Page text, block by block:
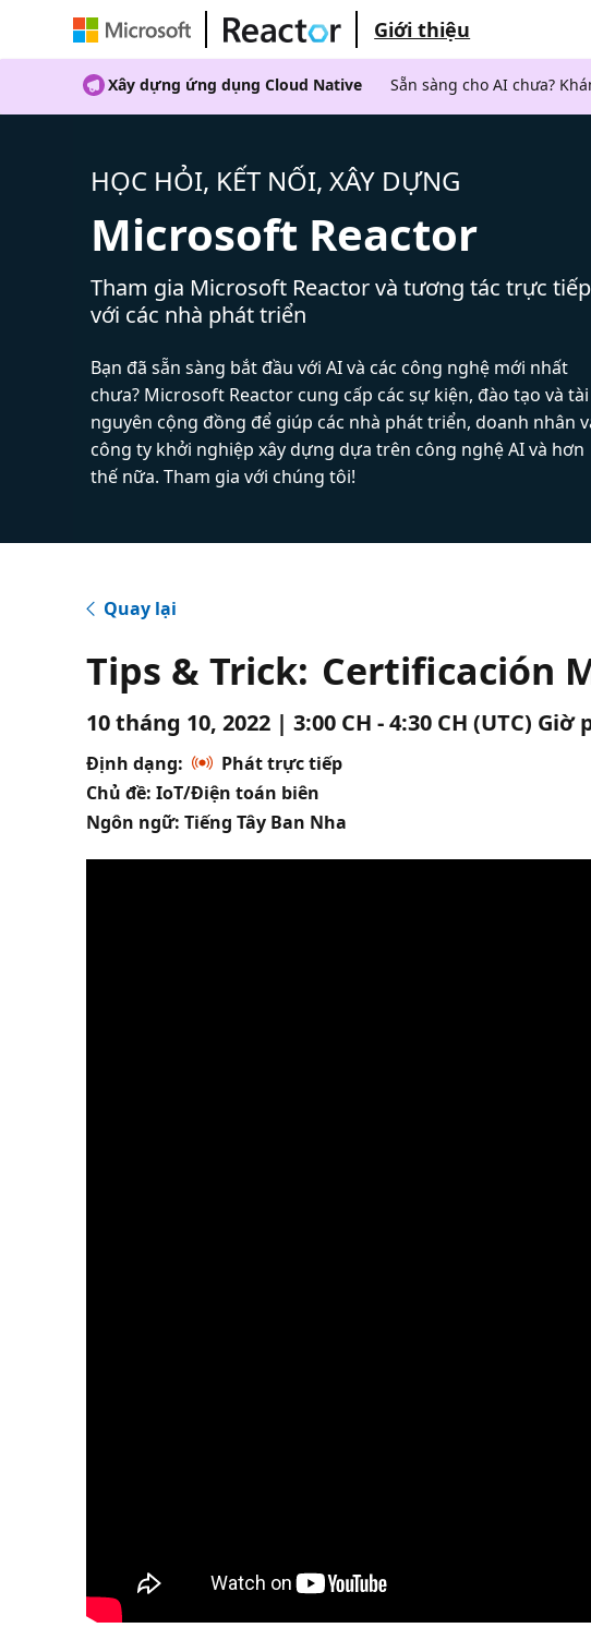
Giới thiệu
Xây dựng ứng dụng Cloud Native Sẵn sàng cho AI chưa?
HỌC HỎI, KẾT NỐI, XÂY DỰNG
Microsoft Reactor
Tham gia Microsoft Reactor và tương tác trực tiếp
với các nhà phát triển
Bạn đã sẵn sàng bắt đầu với AI và các công nghệ mới nhất
chưa? Microsoft Reactor cung cấp các sự kiện, đào tạo và tài
nguyên cộng đồng để giúp các nhà phát triển, doanh nhân
công ty khởi nghiệp xây dựng dựa trên công nghệ AI và hơn
thế nữa. Tham gia với chúng tôi!
Quay lại
Tips & Trick: Certificación
10 tháng 10, 2022 | 3:00 CH - 4:30 CH (UTC)
Định dạng:
Phát trực tiếp
Chủ đề: IoT/Điện toán biên
Ngôn ngữ: Tiếng Tây Ban Nha